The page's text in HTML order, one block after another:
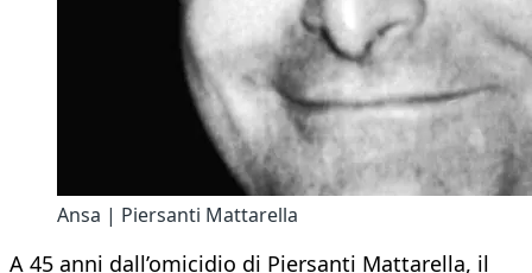
Ansa | Piersanti Mattarella
A 45 anni dall’omicidio di Piersanti Mattarella, il